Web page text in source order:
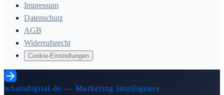
Impressum
Datenschutz
AGB
Widerrufsrecht
Cookie-Einstellungen
whatsdigital.de — Marketing Intelligence